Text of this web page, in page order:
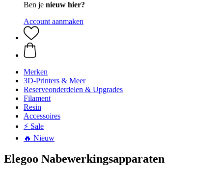
Ben je nieuw hier?
Account aanmaken
Merken
3D-Printers & Meer
Reserveonderdelen & Upgrades
Filament
Resin
Accessoires
⚡ Sale
🔥 Nieuw
Elegoo Nabewerkingsapparaten